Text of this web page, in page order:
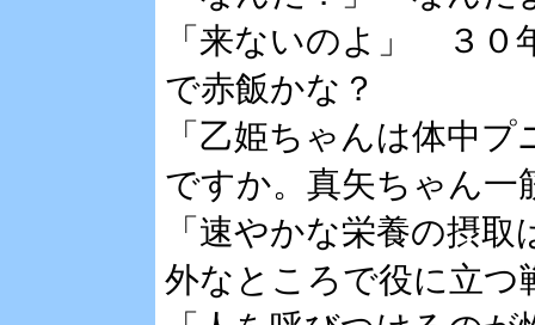
「来ないのよ」 ３０
で赤飯かな？
「乙姫ちゃんは体中
ですか。真矢ちゃん一
「速やかな栄養の摂
外なところで役に立つ